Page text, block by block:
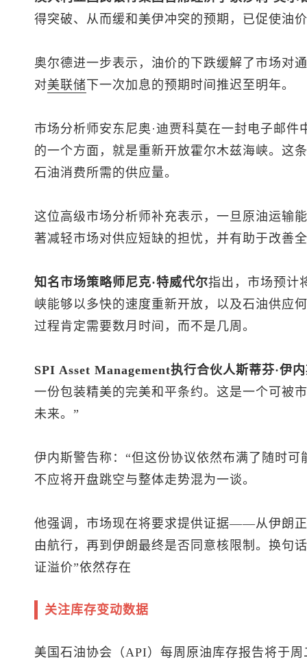
得突破、从而缓和美伊冲突的预期，已促使油
奥尔德进一步表示，油价的下跌缓解了市场对
对美联储 下一次加息的预期时间推迟至明年。
市场分析师安东尼奥·迪贾科莫在一封电子邮
的一个方面，就是重新开放霍尔木兹海峡。这
石油消费所需的供应量。
这位高级市场分析师补充表示，一旦原油运输
著减轻市场对供应短缺的担忧，并有助于改善
知名市场策略师尼克·特威代尔指出，市场预计
峡能够以多快的速度重新开放，以及石油供应
过程肯定需要数月时间，而不是几周。
SPI Asset Management执行合伙人斯蒂芬·伊
一份包装精美的完美和平条约。这是一个可被
未来。”
伊内斯警告称：“但这份协议依然布满了随时
不应将开盘跳空与整体走势混为一谈。
他强调，市场现在将要求提供证据——从伊朗
由航行，再到伊朗最终是否同意核限制。换句
证溢价”依然存在
关注库存变动数据
美国石油协会（API）每周原油库存报告将于